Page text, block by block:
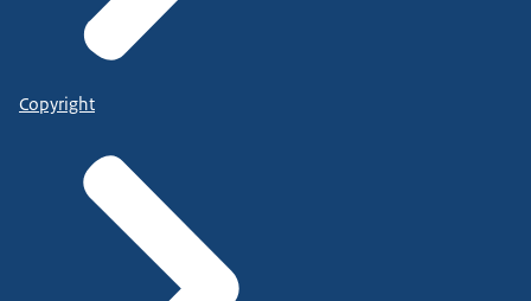
Copyright